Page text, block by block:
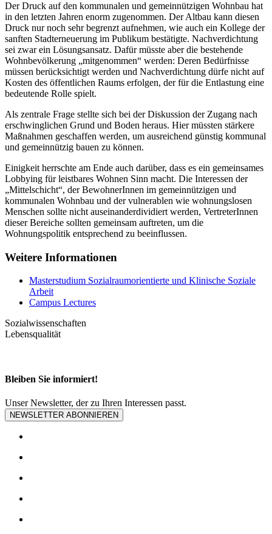
Der Druck auf den kommunalen und gemeinnützigen Wohnbau hat
in den letzten Jahren enorm zugenommen. Der Altbau kann diesen
Druck nur noch sehr begrenzt aufnehmen, wie auch ein Kollege der
sanften Stadterneuerung im Publikum bestätigte. Nachverdichtung
sei zwar ein Lösungsansatz. Dafür müsste aber die bestehende
Wohnbevölkerung „mitgenommen“ werden: Deren Bedürfnisse
müssen berücksichtigt werden und Nachverdichtung dürfe nicht auf
Kosten des öffentlichen Raums erfolgen, der für die Entlastung eine
bedeutende Rolle spielt.
Als zentrale Frage stellte sich bei der Diskussion der Zugang nach
erschwinglichen Grund und Boden heraus. Hier müssten stärkere
Maßnahmen geschaffen werden, um ausreichend günstig kommunal
und gemeinnützig bauen zu können.
Einigkeit herrschte am Ende auch darüber, dass es ein gemeinsames
Lobbying für leistbares Wohnen Sinn macht. Die Interessen der
„Mittelschicht“, der BewohnerInnen im gemeinnützigen und
kommunalen Wohnbau und der vulnerablen wie wohnungslosen
Menschen sollte nicht auseinanderdividiert werden, VertreterInnen
dieser Bereiche sollten gemeinsam auftreten, um die
Wohnungspolitik entsprechend zu beeinflussen.
Weitere Informationen
Masterstudium Sozialraumorientierte und Klinische Soziale
Arbeit
Campus Lectures
Sozialwissenschaften
Lebensqualität
Bleiben Sie informiert!
Unser Newsletter, der zu Ihren Interessen passt.
NEWSLETTER ABONNIEREN